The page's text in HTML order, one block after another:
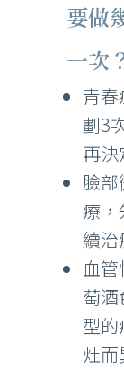
要做
一次
青春
劃3
再決
臉
療
續治
血
萄
型
灶而